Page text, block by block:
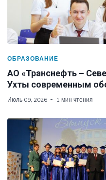
ОБРАЗОВАНИЕ
АО «Транснефть –
Ухты современным
Июль 09, 2026 1 мин чтения